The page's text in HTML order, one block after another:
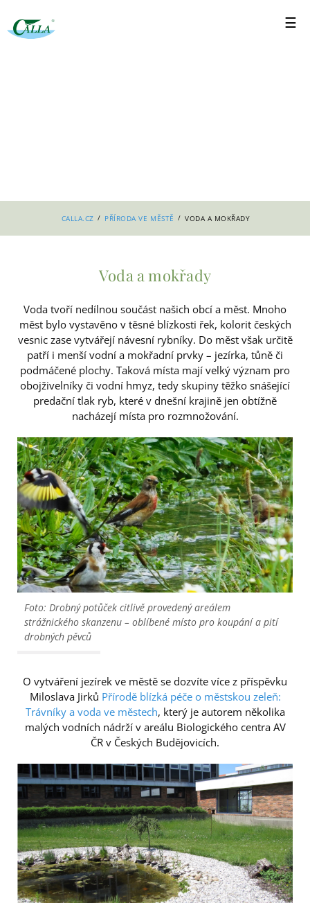
CALLA.CZ / PŘÍRODA VE MĚSTĚ / VODA A MOKŘADY
Voda a mokřady
Voda tvoří nedílnou součást našich obcí a měst. Mnoho
měst bylo vystavěno v těsné blízkosti řek, kolorit českých
vesnic zase vytvářejí návesní rybníky. Do měst však určitě
patří i menší vodní a mokřadní prvky – jezírka, tůně či
podmáčené plochy. Taková místa mají velký význam pro
obojživelníky či vodní hmyz, tedy skupiny těžko snášející
predační tlak ryb, které v dnešní krajině jen obtížně
nacházejí místa pro rozmnožování.
Foto: Drobný potůček citlivě provedený areálem
strážnického skanzenu – oblíbené místo pro koupání a pití
drobných pěvců
O vytváření jezírek ve městě se dozvíte více z příspěvku
Miloslava Jirků Přírodě blízká péče o městskou zeleň:
Trávníky a voda ve městech, který je autorem několika
malých vodních nádrží v areálu Biologického centra AV
ČR v Českých Budějovicích.